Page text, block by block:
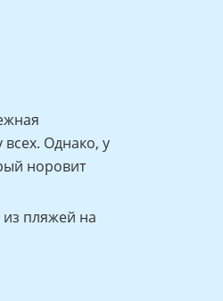
Однако, у
норовит
пляжей на